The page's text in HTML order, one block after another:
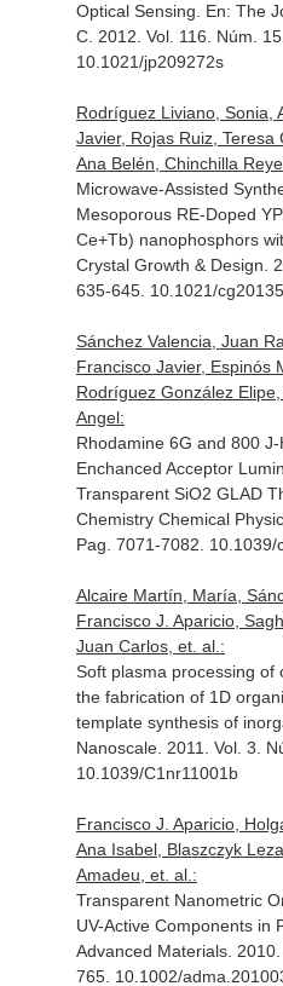
Optical Sensing. En: The
C. 2012. Vol. 116. Núm.
10.1021/jp209272s
Rodríguez Liviano, Sonia,
Javier, Rojas Ruiz, Teresa
Ana Belén, Chinchilla
Microwave-Assisted
Mesoporous RE-Doped
Ce+Tb) nanophosphors
Crystal Growth & Design .
635-645. 10.1021/
Sánchez Valencia, Juan
Francisco Javier, Espinós
Rodríguez González
Angel:
Rhodamine 6G and 800
Enchanced Acceptor
Transparent SiO2 GLAD
Chemistry Chemical
Pag. 7071-7082. 10.1039/
Alcaire Martín, María,
Francisco J. Aparicio,
Juan Carlos, et. al.:
Soft plasma processing of
the fabrication of 1D
template synthesis of
Nanoscale. 2011. Vol. 3.
10.1039/C1nr11001b
Francisco J. Aparicio,
Ana Isabel, Blaszczyk
Amadeu, et. al.:
Transparent Nanometric
UV-Active Components in
Advanced Materials.
765. 10.1002/